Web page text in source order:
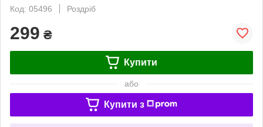
Код: 05496
Роздріб
299 ₴
Купити
або
Купити з